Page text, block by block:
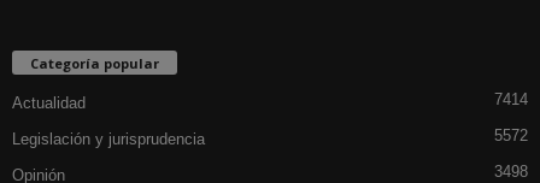
Categoría popular
Actualidad 7414
Legislación y jurisprudencia 5572
Opinión 3498